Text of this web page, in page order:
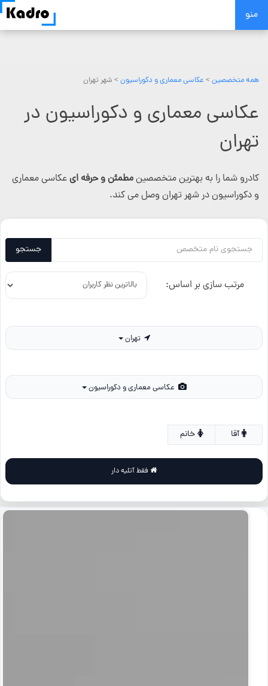
Skip
منو
همه متخصصین > عکاسی معماری و دکوراسیون > شهر تهران
عکاسی معماری و دکوراسیون در
تهران
کادرو شما را به بهترین متخصصینمطمئن و حرفه ایعکاسی معماری
و دکوراسیون در شهر تهران وصل می کند.
جستجو
مرتب سازی بر اساس:
تهران
خانم